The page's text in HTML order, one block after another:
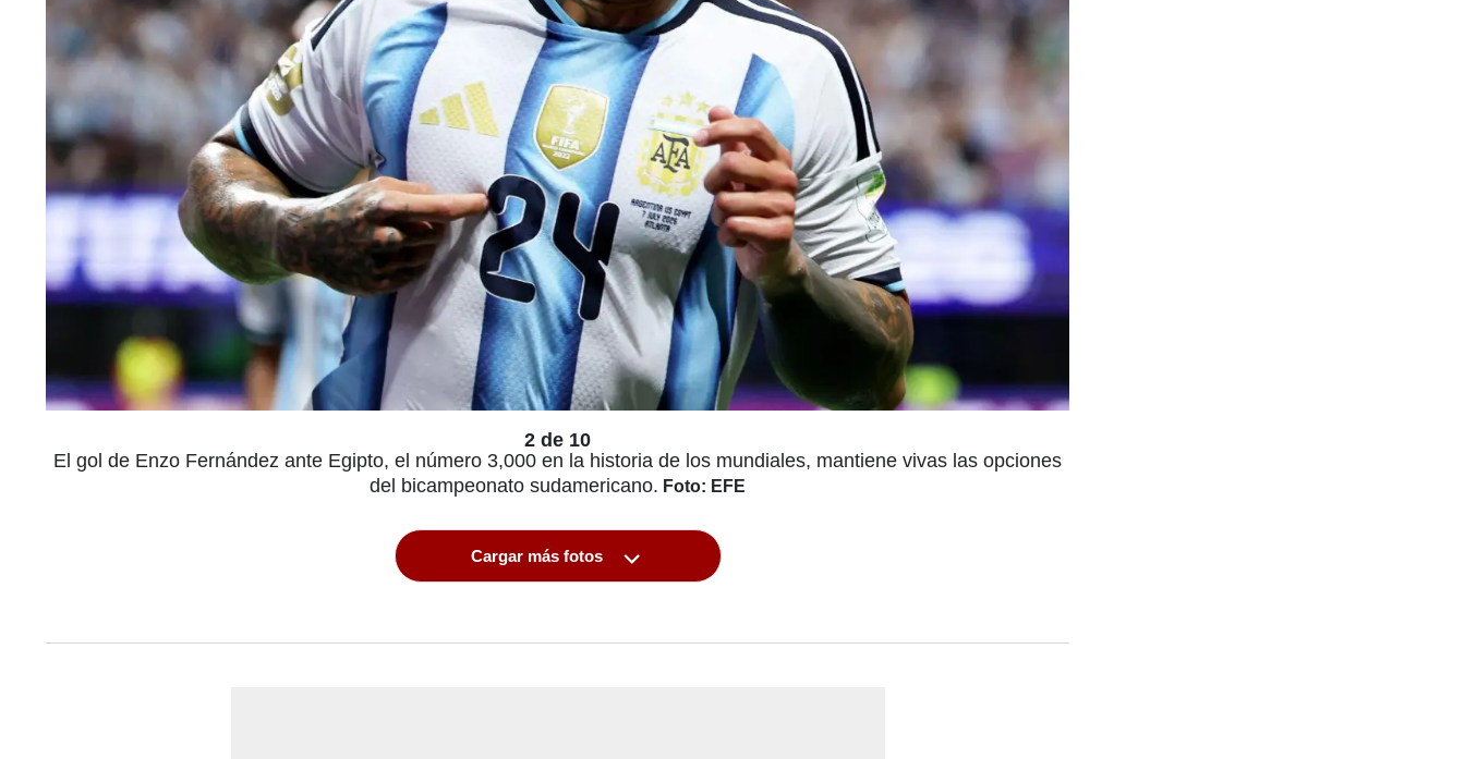
2 de 10
El gol de Enzo Fernández ante Egipto, el número 3,000 en la historia de los mundiales, mantiene vivas las opciones
del bicampeonato sudamericano. Foto: EFE
Cargar más fotos